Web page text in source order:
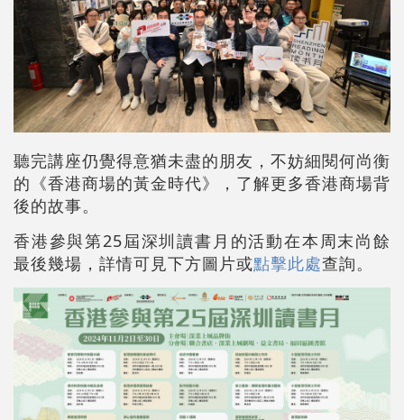
聽完講座仍覺得意猶未盡的朋友，不妨細閱何尚衡
的《香港商場的黃金時代》，了解更多香港商場背
後的故事。
香港參與第25屆深圳讀書月的活動在本周末尚餘
最後幾場，詳情可見下方圖片或點擊此處查詢。